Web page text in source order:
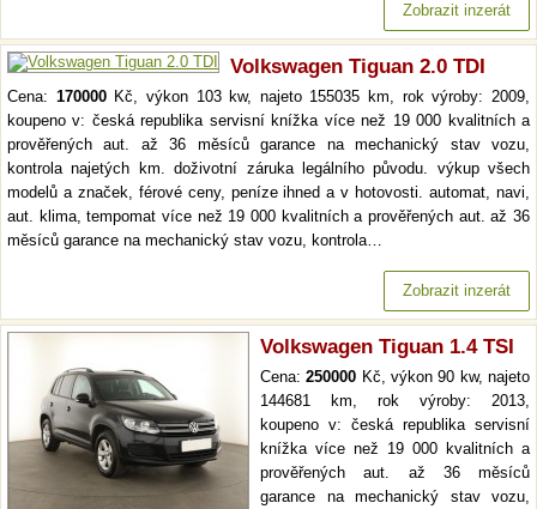
Zobrazit inzerát
Volkswagen Tiguan 2.0 TDI
Cena: 170000Kč, výkon 103 kw, najeto 155035 km, rok výroby: 2009,
koupeno v: česká republika servisní knížka více než 19 000 kvalitních a
prověřených aut. až 36 měsíců garance na mechanický stav vozu,
kontrola najetých km. doživotní záruka legálního původu. výkup všech
modelů a značek, férové ceny, peníze ihned a v hotovosti. automat, navi,
aut. klima, tempomat více než 19 000 kvalitních a prověřených aut. až 36
měsíců garance na mechanický stav vozu, kontrola…
Zobrazit inzerát
Volkswagen Tiguan 1.4 TSI
Cena:250000 Kč, výkon 90 kw, najeto
144681 km, rok výroby: 2013,
koupeno v: česká republika servisní
knížka více než 19 000 kvalitních a
prověřených aut. až 36 měsíců
garance na mechanický stav vozu,